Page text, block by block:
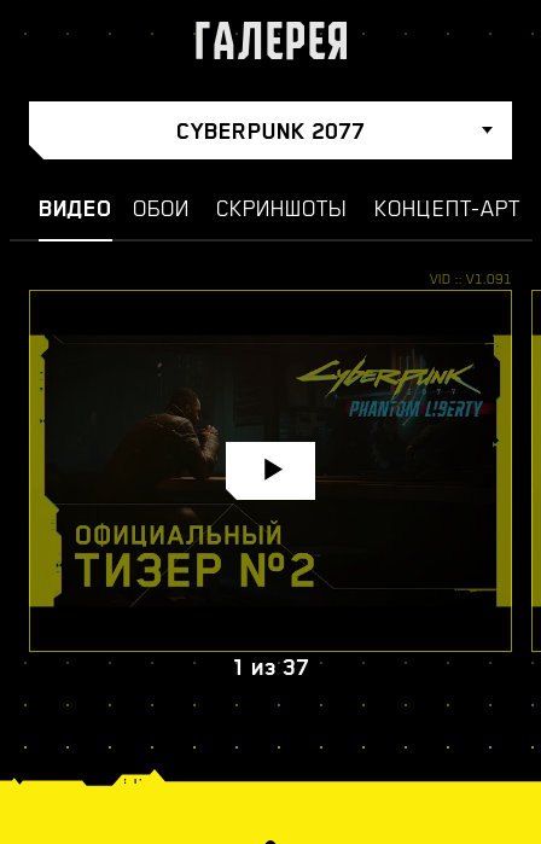
ГАЛЕРЕЯ
CYBERPUNK 2077
ВИДЕО ОБОИ СКРИНШОТЫ КОНЦЕПТ-АРТ
1 из37